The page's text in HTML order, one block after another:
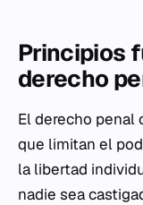
Principios
derecho
El derecho penal
que limitan el
la libertad
nadie sea